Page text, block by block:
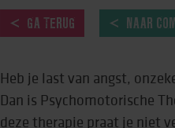
GA TERUG NAAR
Heb je last van angst,
Dan is Psychomotorische
deze therapie praat je niet